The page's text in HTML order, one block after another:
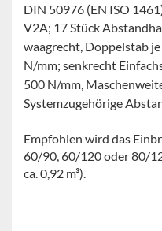
DIN 50976 (EN ISO
V2A; 17 Stück
waagrecht, Doppelstab
N/mm; senkrecht
500 N/mm,
Systemzugehörige
Empfohlen wird das
60/90, 60/120 oder 80/
ca. 0,92 m³).